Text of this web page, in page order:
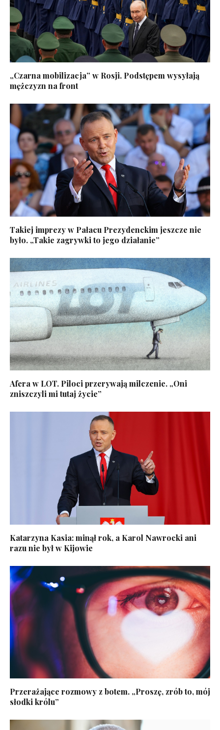
„Czarna mobilizacja” w Rosji. Podstępem wysyłają
mężczyzn na front
Takiej imprezy w Pałacu Prezydenckim jeszcze nie
było. „Takie zagrywki to jego działanie”
Afera w LOT. Piloci przerywają milczenie. „Oni
zniszczyli mi tutaj życie”
Katarzyna Kasia: minął rok, a Karol Nawrocki ani
razu nie był w Kijowie
Przerażające rozmowy z botem. „Proszę, zrób to, mój
słodki królu”